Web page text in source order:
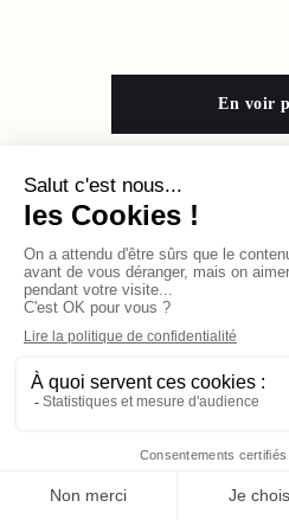
En voir
Contact Qui sommes-
2026 © BASTILLE MEDIA |Mentions
S’abonner pour 1€